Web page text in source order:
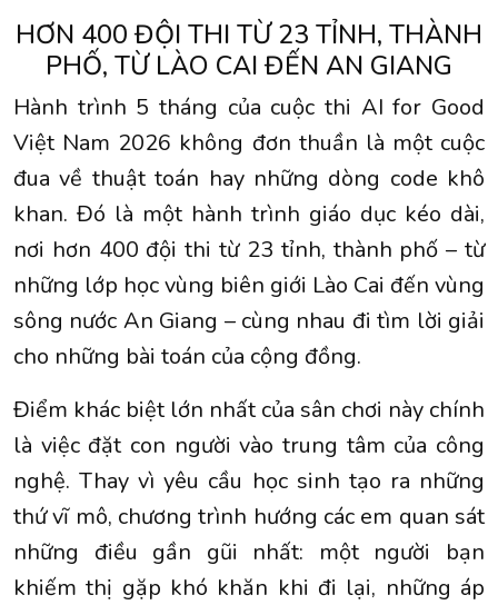
HƠN 400 ĐỘI THI TỪ 23 TỈNH, THÀNH
PHỐ, TỪ LÀO CAI ĐẾN AN GIANG
Hành trình 5 tháng của cuộc thi AI for Good
Việt Nam 2026 không đơn thuần là một cuộc
đua về thuật toán hay những dòng code khô
khan. Đó là một hành trình giáo dục kéo dài,
nơi hơn 400 đội thi từ 23 tỉnh, thành phố – từ
những lớp học vùng biên giới Lào Cai đến vùng
sông nước An Giang – cùng nhau đi tìm lời giải
cho những bài toán của cộng đồng.
Điểm khác biệt lớn nhất của sân chơi này chính
là việc đặt con người vào trung tâm của công
nghệ. Thay vì yêu cầu học sinh tạo ra những
thứ vĩ mô, chương trình hướng các em quan sát
những điều gần gũi nhất: một người bạn
khiếm thị gặp khó khăn khi đi lại, những áp